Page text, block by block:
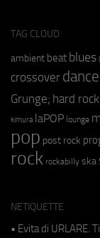
TAG CLOUD
ambient beat blues
crossover dance
Grunge; hard rock
kimura laPOP lounge
pop post rock
rock rockabilly ska
NETIQUETTE
• Evita di URLARE.